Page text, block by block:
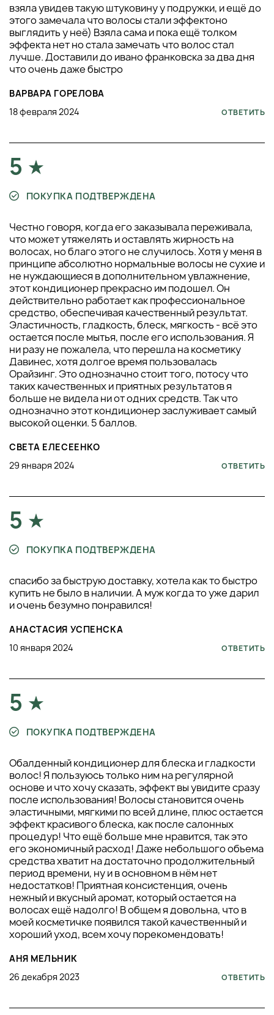
взяла увидев такую штуковину у подружки, и ещё до
этого замечала что волосы стали эффектоно
выглядить у неё) Взяла сама и пока ещё толком
эффекта нет но стала замечать что волос стал
лучше. Доставили до ивано франковска за два дня
что очень даже быстро
ВАРВАРА ГОРЕЛОВА
18 февраля 2024
ОТВЕТИТЬ
5
ПОКУПКА ПОДТВЕРЖДЕНА
Честно говоря, когда его заказывала переживала,
что может утяжелять и оставлять жирность на
волосах, но благо этого не случилось. Хотя у меня в
принципе абсолютно нормальные волосы не сухие и
не нуждающиеся в дополнительном увлажнение,
этот кондиционер прекрасно им подошел. Он
действительно работает как профессиональное
средство, обеспечивая качественный результат.
Эластичность, гладкость, блеск, мягкость - всё это
остается после мытья, после его использования. Я
ни разу не пожалела, что перешла на косметику
Давинес, хотя долгое время пользовалась
Орайзинг. Это однозначно стоит того, потосу что
таких качественных и приятных результатов я
больше не видела ни от одних средств. Так что
однозначно этот кондиционер заслуживает самый
высокой оценки. 5 баллов.
СВЕТА ЕЛЕСЕЕНКО
29 января 2024
ОТВЕТИТЬ
5
ПОКУПКА ПОДТВЕРЖДЕНА
спасибо за быструю доставку, хотела как то быстро
купить не было в наличии. А муж когда то уже дарил
и очень безумно понравился!
АНАСТАСИЯ УСПЕНСКА
10 января 2024
ОТВЕТИТЬ
5
ПОКУПКА ПОДТВЕРЖДЕНА
Обалденный кондиционер для блеска и гладкости
волос! Я пользуюсь только ним на регулярной
основе и что хочу сказать, эффект вы увидите сразу
после использования! Волосы становится очень
эластичными, мягкими по всей длине, плюс остается
эффект красивого блеска, как после салонных
процедур! Что ещё больше мне нравится, так это
его экономичный расход! Даже небольшого объема
средства хватит на достаточно продолжительный
период времени, ну и в основном в нём нет
недостатков! Приятная консистенция, очень
нежный и вкусный аромат, который остается на
волосах ещё надолго! В общем я довольна, что в
моей косметичке появился такой качественный и
хороший уход, всем хочу порекомендовать!
АНЯ МЕЛЬНИК
26 декабря 2023
ОТВЕТИТЬ